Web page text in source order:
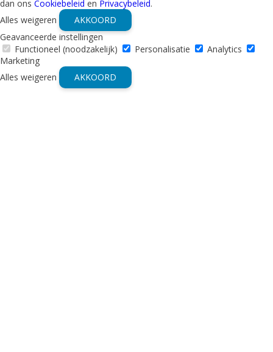
dan ons Cookiebeleid en Privacybeleid.
Alles weigeren
AKKOORD
Geavanceerde instellingen
Functioneel (noodzakelijk)
Personalisatie
Analytics
Marketing
Alles weigeren
AKKOORD